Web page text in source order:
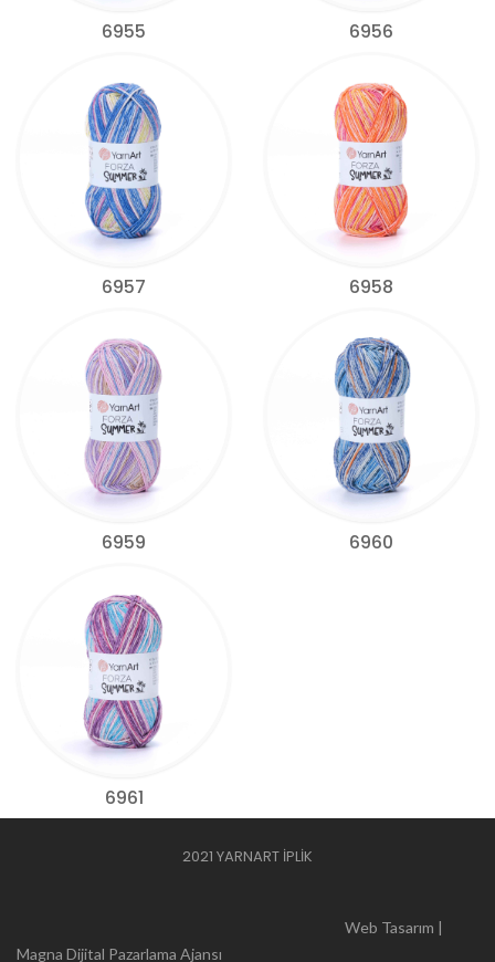
6955 6956
6957 6958
6959 6960
6961
2021 YARNART İPLİK
Web Tasarım |
Magna Dijital Pazarlama Ajansı